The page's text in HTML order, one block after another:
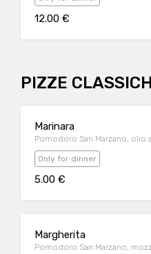
12.00 €
PIZZE
Marinara
Pomodoro San Marzano, olio
Only for dinner
5.00 €
Margherita
Pomodoro San Marzano,